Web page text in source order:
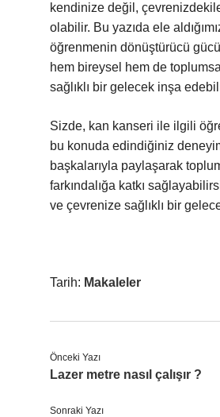
kendinize değil,
olabilir. Bu yazıda ele
öğrenmenin dönüştürücü
hem bireysel hem de
sağlıklı bir gelecek inşa
Sizde, kan kanseri ile ilgili
bu konuda edindiğiniz
başkalarıyla paylaşarak
farkındalığa katkı
ve çevrenize sağlıklı bir
Tarih: Makaleler
Önceki Yazı
Lazer metre nasıl çalışır ?
Sonraki Yazı